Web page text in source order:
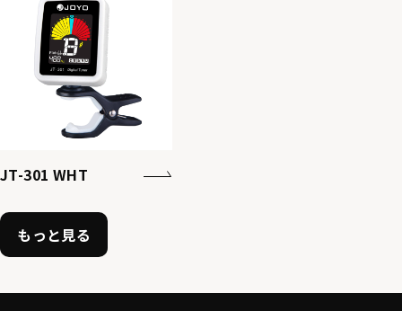
JT-301 WHT
もっと見る